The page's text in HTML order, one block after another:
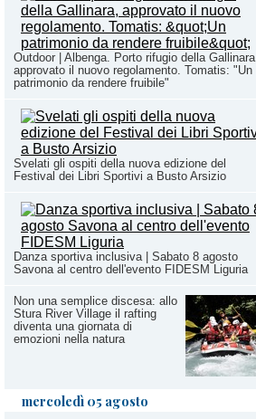
Outdoor | Albenga. Porto rifugio della
approvato il nuovo regolamento. Tomatis: "Un
patrimonio da rendere fruibile"
Svelati gli ospiti della nuova edizione del
Festival dei Libri Sportivi a Busto Arsizio
Danza sportiva inclusiva | Sabato 8 agosto
Savona al centro dell'evento FIDESM Liguria
Non una semplice discesa: allo
Stura River Village il rafting
diventa una giornata di
emozioni nella natura
mercoledì 05 agosto